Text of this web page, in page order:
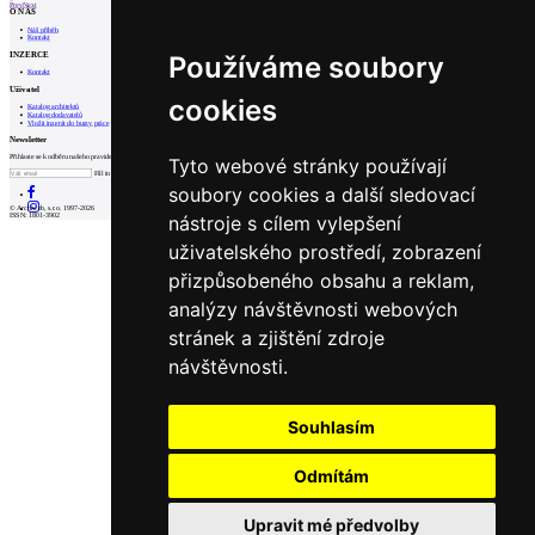
Používáme soubory
cookies
Tyto webové stránky používají
soubory cookies a další sledovací
nástroje s cílem vylepšení
uživatelského prostředí, zobrazení
přizpůsobeného obsahu a reklam,
analýzy návštěvnosti webových
stránek a zjištění zdroje
návštěvnosti.
Souhlasím
Odmítám
Upravit mé předvolby
PrevNext
O NÁS
Náš příběh
Kontakt
INZERCE
Kontakt
Uživatel
Katalog architektů
Katalog dodavatelů
Vložit inzerát do burzy práce
Newsletter
Přihlaste se k odběru našeho pravidelného týdenního newsletteru:
Fill in „nospam“
© Archiweb, s.r.o. 1997-2026
ISSN: 1801-3902